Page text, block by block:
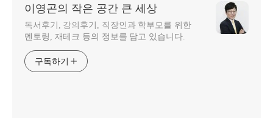
이영곤의 작은 공간 큰 세상
독서후기, 강의후기, 직장인과 학부모를 위한
멘토링, 재테크 등의 정보를 담고 있습니다.
구독하기